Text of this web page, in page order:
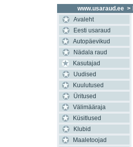
www.usaraud.ee >
Avaleht
Eesti usaraud
Autopäevikud
Nädala raud
Kasutajad
Uudised
Kuulutused
Üritused
Välimääraja
Küsitlused
Klubid
Maaletoojad